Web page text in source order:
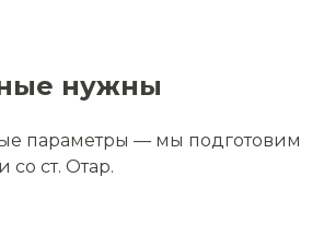
нужны
параметры — мы подготовим
со ст. Отар.